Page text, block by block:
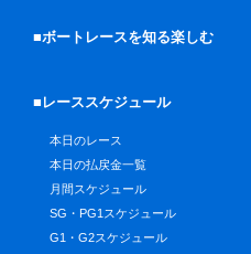
■ボートレースを知る楽しむ
■レーススケジュール
本日のレース
本日の払戻金一覧
月間スケジュール
SG・PG1スケジュール
G1・G2スケジュール